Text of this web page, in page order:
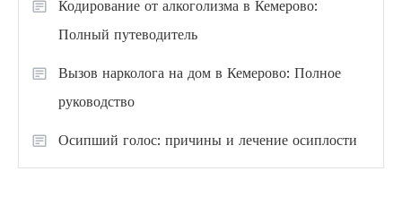
Кодирование от алкоголизма в Кемерово:
Полный путеводитель
Вызов нарколога на дом в Кемерово: Полное
руководство
Осипший голос: причины и лечение осиплости